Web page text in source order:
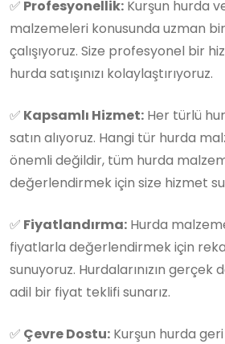
✅ Profesyonellik: Kurşun hurda
malzemeleri konusunda uzman
çalışıyoruz. Size profesyonel bir
hurda satışınızı kolaylaştırıyoruz.
✅ Kapsamlı Hizmet: Her türlü
satın alıyoruz. Hangi tür hurda
önemli değildir, tüm hurda
değerlendirmek için size hizmet
✅ Fiyatlandırma: Hurda
fiyatlarla değerlendirmek için
sunuyoruz. Hurdalarınızın gerçek
adil bir fiyat teklifi sunarız.
✅ Çevre Dostu: Kurşun hurda